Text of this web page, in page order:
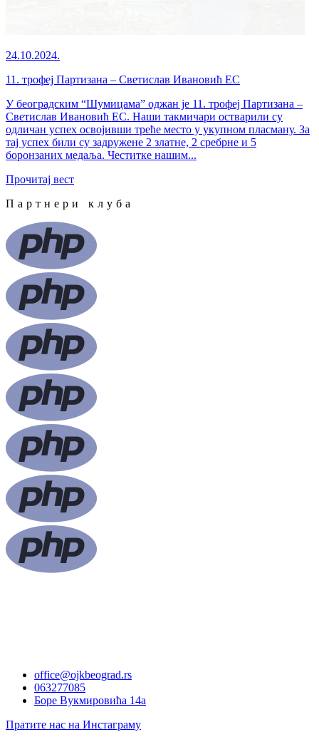
24.10.2024.
11. трофеј Партизана – Светислав Ивановић ЕС
У београдским “Шумицама” оджан је 11. трофеј Партизана –
Светислав Ивановић ЕС. Наши такмичари остварили су
одличан успех освојивши треће место у укупном пласману. За
тај успех били су задружене 2 златне, 2 сребрне и 5
боронзаних медаља. Честитке нашим...
Прочитај вест
Партнери клуба
office@ojkbeograd.rs
063277085
Боре Вукмировића 14а
Пратите нас на Инстаграму